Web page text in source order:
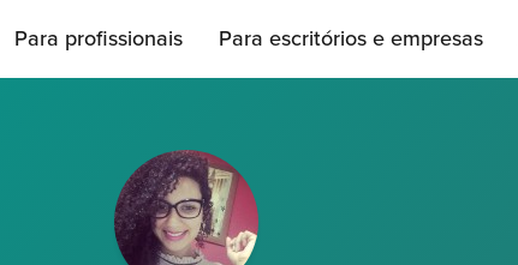
Para profissionais Para escritórios e empresas